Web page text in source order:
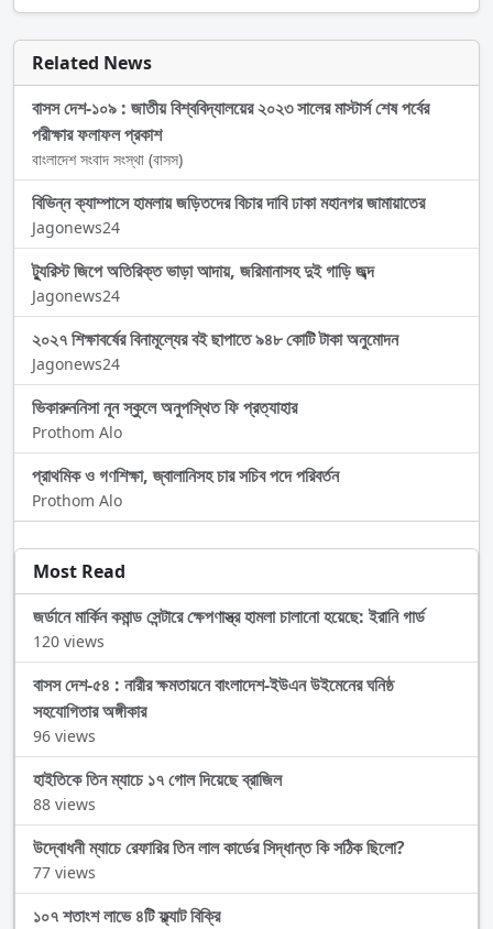
Related News
বাসস দেশ-১০৯ : জাতীয় বিশ্ববিদ্যালয়ের ২০২৩ সালের মাস্টার্স শেষ পর্বের
পরীক্ষার ফলাফল প্রকাশ
বাংলাদেশ সংবাদ সংস্থা (বাসস)
বিভিন্ন ক্যাম্পাসে হামলায় জড়িতদের বিচার দাবি ঢাকা মহানগর জামায়াতের
Jagonews24
ট্যুরিস্ট জিপে অতিরিক্ত ভাড়া আদায়, জরিমানাসহ দুই গাড়ি জব্দ
Jagonews24
২০২৭ শিক্ষাবর্ষের বিনামূল্যের বই ছাপাতে ৯৪৮ কোটি টাকা অনুমোদন
Jagonews24
ভিকারুননিসা নূন স্কুলে অনুপস্থিত ফি প্রত্যাহার
Prothom Alo
প্রাথমিক ও গণশিক্ষা, জ্বালানিসহ চার সচিব পদে পরিবর্তন
Prothom Alo
Most Read
জর্ডানে মার্কিন কমান্ড সেন্টারে ক্ষেপণাস্ত্র হামলা চালানো হয়েছে: ইরানি গার্ড
120 views
বাসস দেশ-৫৪ : নারীর ক্ষমতায়নে বাংলাদেশ-ইউএন উইমেনের ঘনিষ্ঠ
সহযোগিতার অঙ্গীকার
96 views
হাইতিকে তিন ম্যাচে ১৭ গোল দিয়েছে ব্রাজিল
88 views
উদ্বোধনী ম্যাচে রেফারির তিন লাল কার্ডের সিদ্ধান্ত কি সঠিক ছিলো?
77 views
১০৭ শতাংশ লাভে ৪টি ফ্ল্যাট বিক্রি